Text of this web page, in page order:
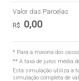
Valor das Parcelas
R$ 0,00
* Para a maioria dos
** A taxa de juros média
Esta simulação utiliza a
simulação completa de